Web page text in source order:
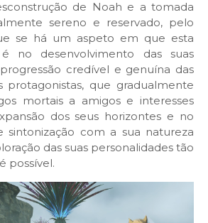
de Noah e a tomada
sereno e reservado, pelo
se há um aspeto em que esta
no desenvolvimento das suas
credível e genuína das
protagonistas, que gradualmente
mortais a amigos e interesses
dos seus horizontes e no
sintonização com a sua natureza
das suas personalidades tão
possível.